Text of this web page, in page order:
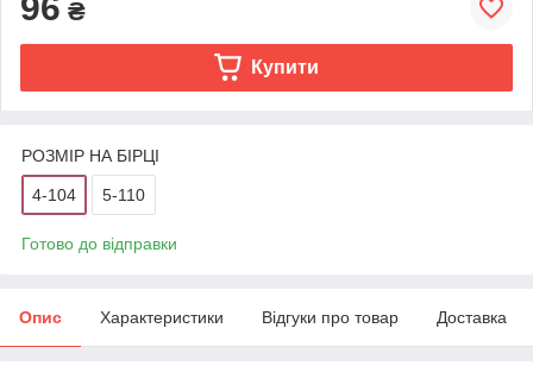
₴
Купити
РОЗМІР НА БІРЦІ
4-104 5-110
Готово до відправки
Опис Характеристики Відгуки про товар Доставка